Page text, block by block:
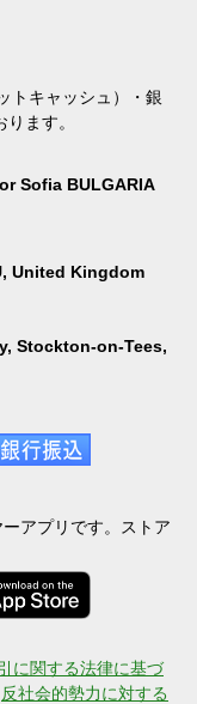
トキャッシュ）・銀
ます。
Sofia BULGARIA
United Kingdom
Stockton-on-Tees,
アプリです。ストア
に関する法律に基づ
反社会的勢力に対する